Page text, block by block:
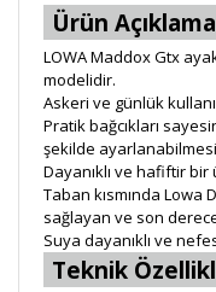
Ürün
LOWA Maddox Gtx
modelidir.
Askeri ve günlük
Pratik bağcıkları
şekilde
Dayanıklı ve hafiftir bir
Taban kısmında Lowa
sağlayan ve son
Suya dayanıklı ve
Teknik